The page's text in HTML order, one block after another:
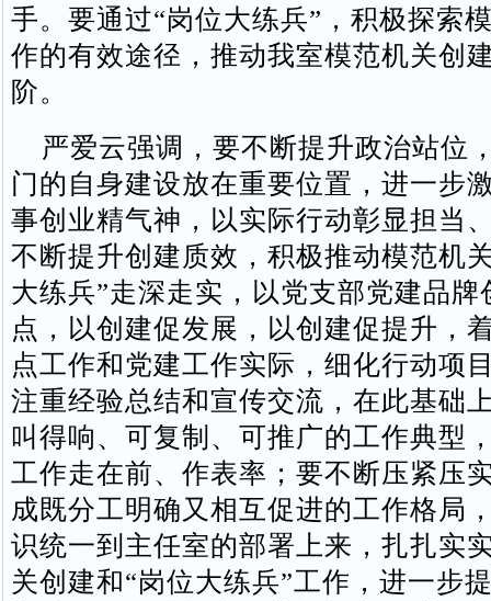
手。要通过“岗位大练兵”，积极探索
作的有效途径，推动我室模范机关创
阶。
严爱云强调，要不断提升政治站位
门的自身建设放在重要位置，进一步
事创业精气神，以实际行动彰显担当
不断提升创建质效，积极推动模范机
大练兵”走深走实，以党支部党建品牌
点，以创建促发展，以创建促提升，
点工作和党建工作实际，细化行动项
注重经验总结和宣传交流，在此基础
叫得响、可复制、可推广的工作典型
工作走在前、作表率；要不断压紧压
成既分工明确又相互促进的工作格局
识统一到主任室的部署上来，扎扎实
关创建和“岗位大练兵”工作，进一步